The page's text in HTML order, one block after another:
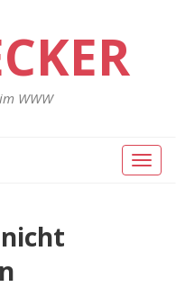
WWW
Toggle